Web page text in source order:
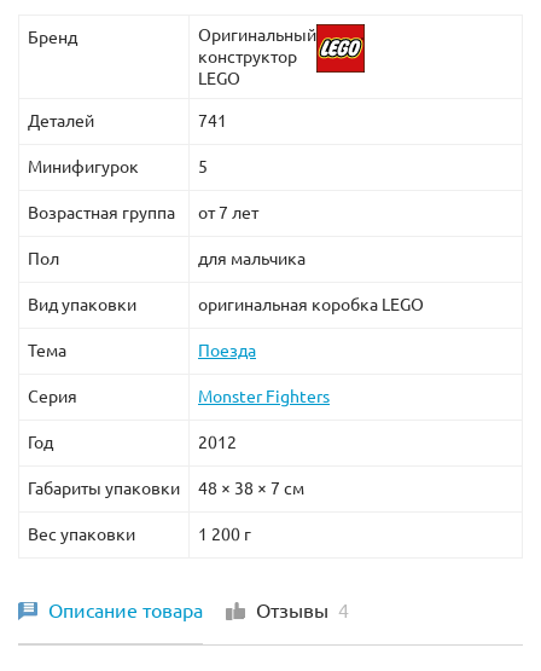
Бренд
Оригинальный
конструктор
LEGO
Деталей 741
Минифигурок 5
Возрастная группа от 7 лет
Пол для мальчика
Вид упаковки оригинальная коробка LEGO
Тема Поезда
Серия Monster Fighters
Год 2012
Габариты упаковки 48 × 38 × 7 см
Вес упаковки 1 200 г
Описание товара Отзывы 4